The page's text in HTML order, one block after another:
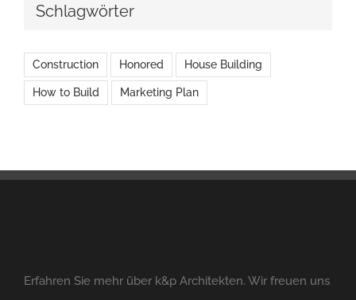
Schlagwörter
Construction Honored House Building
How to Build Marketing Plan
Erfahren Sie mehr über k&p Architekten. Wir freuen uns